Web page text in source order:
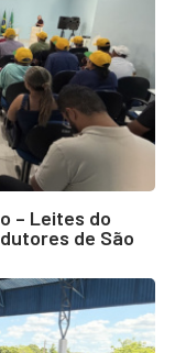
– Leites do
de São